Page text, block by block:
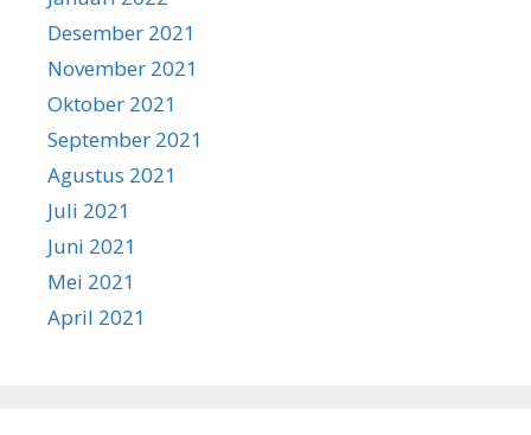
Desember 2021
November 2021
Oktober 2021
September 2021
Agustus 2021
Juli 2021
Juni 2021
Mei 2021
April 2021